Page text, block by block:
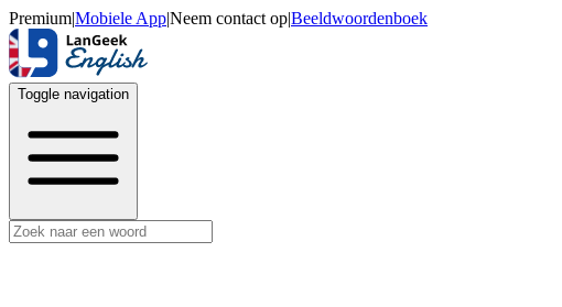
Premium|Mobiele App|Neem contact op|Beeldwoordenboek
Toggle navigation